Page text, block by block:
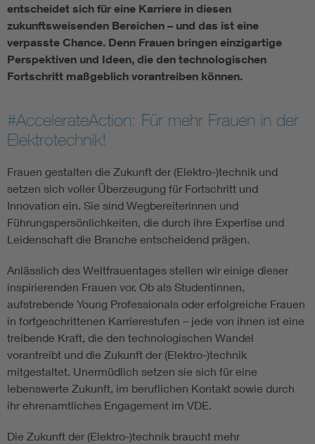
Energy efficiency
Energy storage
entscheidet sich für eine Karriere in diesen
zukunftsweisenden Bereichen – und das ist eine
verpasste Chance. Denn Frauen bringen einzigartige
Perspektiven und Ideen, die den technologischen
Fortschritt maßgeblich vorantreiben können.
#AccelerateAction: Für mehr Frauen in der
Elektrotechnik!
Frauen gestalten die Zukunft der (Elektro-)technik und
setzen sich voller Überzeugung für Fortschritt und
Innovation ein. Sie sind Wegbereiterinnen und
Führungspersönlichkeiten, die durch ihre Expertise und
Leidenschaft die Branche entscheidend prägen.
Anlässlich des Weltfrauentages stellen wir einige dieser
inspirierenden Frauen vor. Ob als Studentinnen,
aufstrebende Young Professionals oder erfolgreiche Frauen
in fortgeschrittenen Karrierestufen – jede von ihnen ist eine
treibende Kraft, die den technologischen Wandel
vorantreibt und die Zukunft der (Elektro-)technik
mitgestaltet. Unermüdlich setzen sie sich für eine
lebenswerte Zukunft, im beruflichen Kontakt sowie durch
ihr ehrenamtliches Engagement im VDE.
Die Zukunft der (Elektro-)technik braucht mehr